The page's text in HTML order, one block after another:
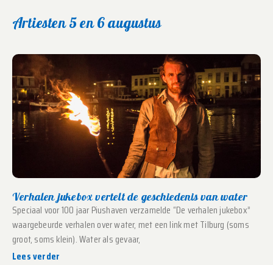
Artiesten 5 en 6 augustus
Verhalen jukebox vertelt de geschiedenis van water
Speciaal voor 100 jaar Piushaven verzamelde “De verhalen jukebox”
waargebeurde verhalen over water, met een link met Tilburg (soms
groot, soms klein). Water als gevaar,
Lees verder